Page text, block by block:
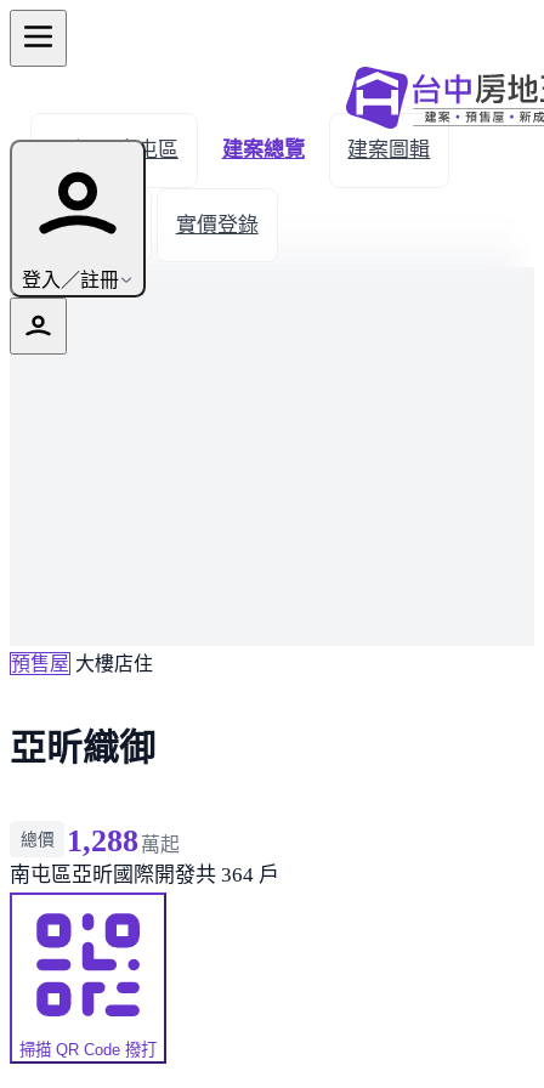
登入／註冊
← 返回南屯區 建案總覽 建案圖輯
生活機能 實價登錄
預售屋 大樓店住
亞昕織御
總價 1,288 萬起
南屯區亞昕國際開發共 364 戶
掃描 QR Code 撥打